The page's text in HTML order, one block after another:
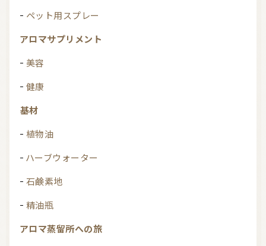
ペット用スプレー
アロマサプリメント
美容
健康
基材
植物油
ハーブウォーター
石鹸素地
精油瓶
アロマ蒸留所への旅